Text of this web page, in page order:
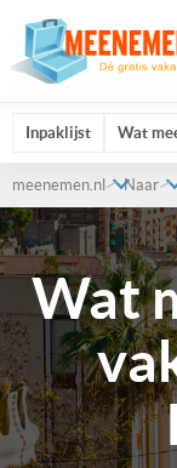
Inpaklijst Wat
meenemen.nl Naar
Wat